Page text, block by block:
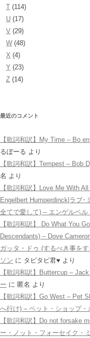
T (114)
U (17)
V (29)
W (48)
X (4)
Y (23)
Z (14)
最近のコメント
【歌詞和訳】My Time – Bo
るぼーる より
【歌詞和訳】Tempest – Bob
名 より
【歌詞和訳】Love Me With
Engelbert Humperdinck|ラブ･
全てで愛して) – エンゲルベル
【歌詞和訳】 Do What You
Descendants) – Dove
ガッタ・ドゥ (するべき事を
ソン に タピタピ君♥️ より
【歌詞和訳】Buttercup –
ー に 匿名 より
【歌詞和訳】Go West – Pet
へ行け) – ペット・ショップ
【歌詞和訳】Do not forsake
ー・ノット・フォーセイク・